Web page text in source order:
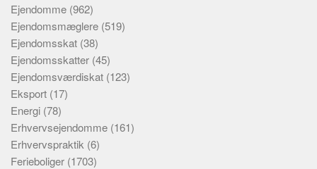
Ejendomme (962)
Ejendomsmæglere (519)
Ejendomsskat (38)
Ejendomsskatter (45)
Ejendomsværdiskat (123)
Eksport (17)
Energi (78)
Erhvervsejendomme (161)
Erhvervspraktik (6)
Ferieboliger (1703)